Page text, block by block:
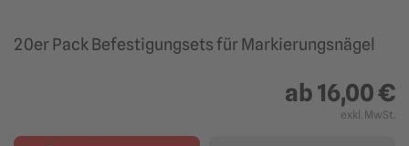
20er Pack Befestigungsets für Markierungsnägel
ab16,00 €
exkl. MwSt.